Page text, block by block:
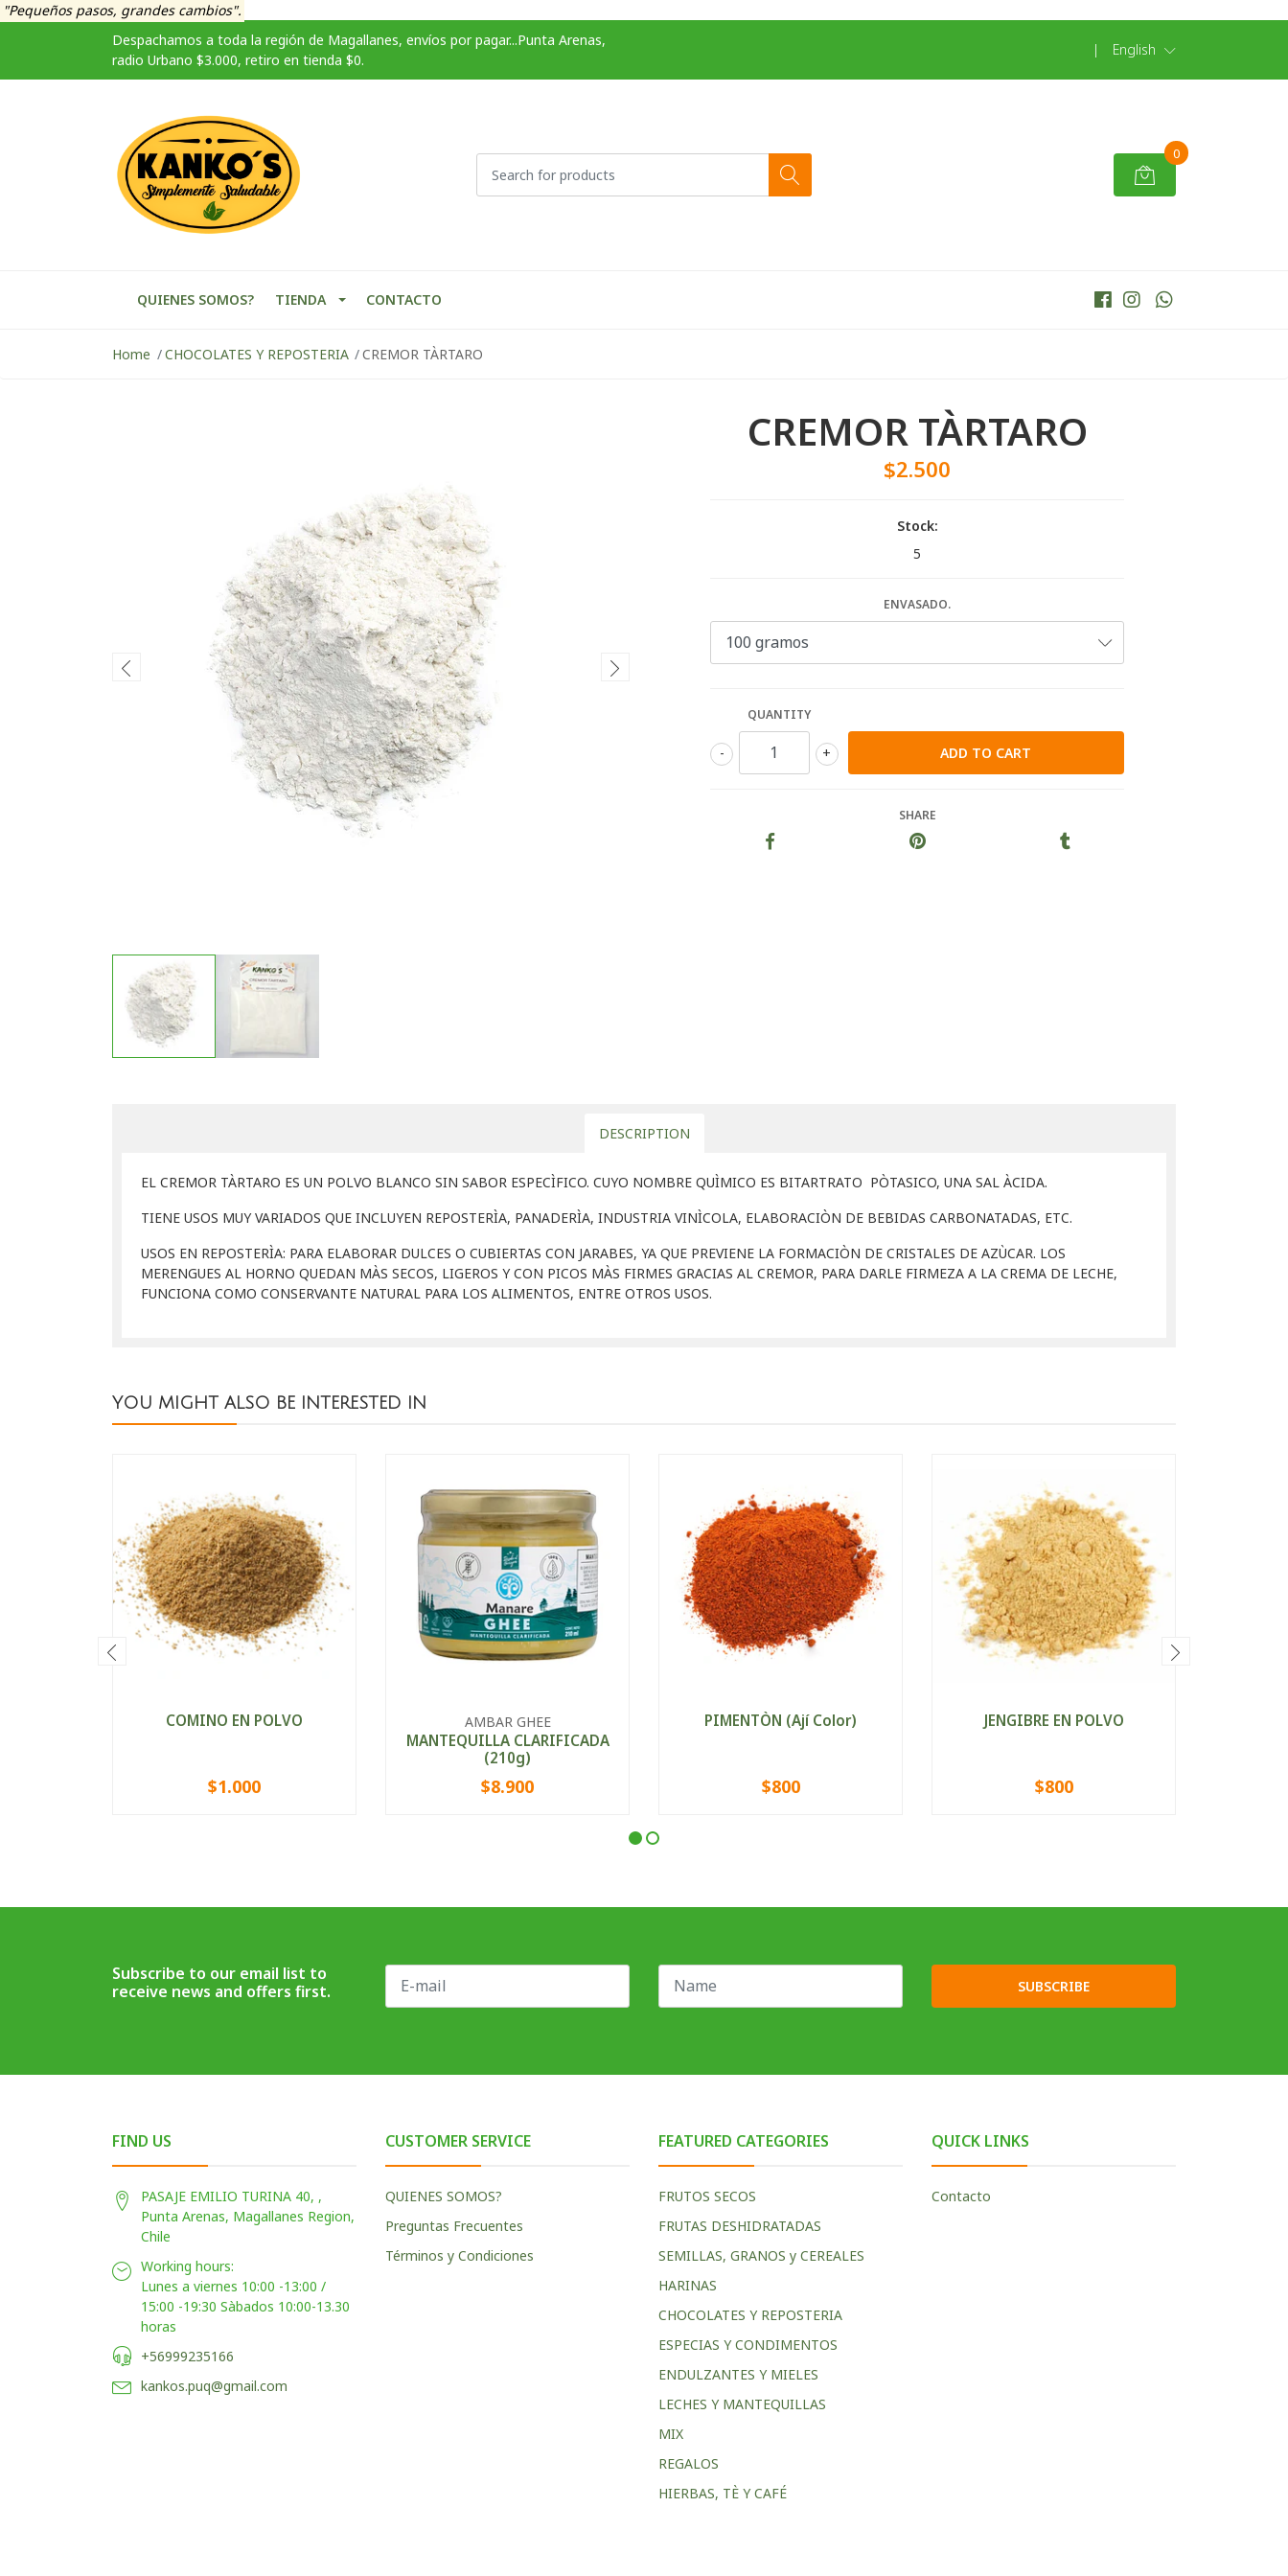
"Pequeños pasos, grandes cambios".
Despachamos a toda la región de Magallanes, envíos por pagar...Punta Arenas,
radio Urbano $3.000, retiro en tienda $0.
| English
0
QUIENES SOMOS? TIENDA CONTACTO
Home CHOCOLATES Y REPOSTERIA CREMOR TÀRTARO
CREMOR TÀRTARO
$2.500
Stock:
5
ENVASADO.
QUANTITY
+
-
SHARE
DESCRIPTION
EL CREMOR TÀRTARO ES UN POLVO BLANCO SIN SABOR ESPECÌFICO. CUYO NOMBRE QUÌMICO ES BITARTRATO PÒTASICO, UNA SAL ÀCIDA.
TIENE USOS MUY VARIADOS QUE INCLUYEN REPOSTERÌA, PANADERÌA, INDUSTRIA VINÌCOLA, ELABORACIÒN DE BEBIDAS CARBONATADAS, ETC.
USOS EN REPOSTERÌA: PARA ELABORAR DULCES O CUBIERTAS CON JARABES, YA QUE PREVIENE LA FORMACIÒN DE CRISTALES DE AZÙCAR. LOS
MERENGUES AL HORNO QUEDAN MÀS SECOS, LIGEROS Y CON PICOS MÀS FIRMES GRACIAS AL CREMOR, PARA DARLE FIRMEZA A LA CREMA DE LECHE,
FUNCIONA COMO CONSERVANTE NATURAL PARA LOS ALIMENTOS, ENTRE OTROS USOS.
YOU MIGHT ALSO BE INTERESTED IN
COMINO EN POLVO
VIEW OPTIONS
$1.000
AMBAR GHEE
MANTEQUILLA CLARIFICADA
(210g)
+
$8.900
PIMENTÒN (Ají Color)
VIEW OPTIONS
$800
JENGIBRE EN POLVO
VIEW OPTIONS
$800
Subscribe to our email list to
receive news and offers first.
SUBSCRIBE
FIND US
PASAJE EMILIO TURINA 40, ,
Punta Arenas, Magallanes Region,
Chile
Working hours:
Lunes a viernes 10:00 -13:00 /
15:00 -19:30 Sàbados 10:00-13.30
horas
+56999235166
kankos.puq@gmail.com
CUSTOMER SERVICE
QUIENES SOMOS?
Preguntas Frecuentes
Términos y Condiciones
FEATURED CATEGORIES
FRUTOS SECOS
FRUTAS DESHIDRATADAS
SEMILLAS, GRANOS y CEREALES
HARINAS
CHOCOLATES Y REPOSTERIA
ESPECIAS Y CONDIMENTOS
ENDULZANTES Y MIELES
LECHES Y MANTEQUILLAS
MIX
REGALOS
HIERBAS, TÈ Y CAFÉ
QUICK LINKS
Contacto